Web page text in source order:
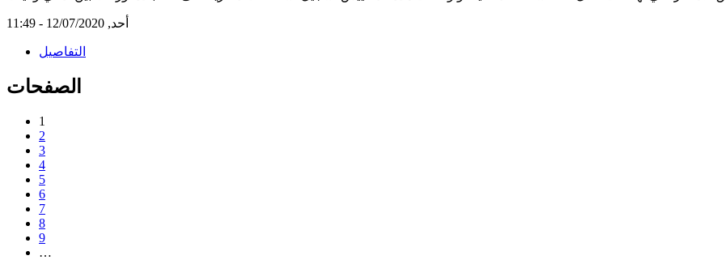
أحد, 12/07/2020 - 11:49
التفاصيل
الصفحات
1
2
3
4
5
6
7
8
9
…